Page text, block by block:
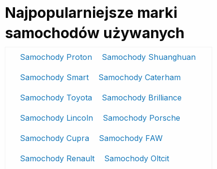
Najpopularniejsze marki
samochodów używanych
Samochody Proton Samochody Shuanghuan
Samochody Smart Samochody Caterham
Samochody Toyota Samochody Brilliance
Samochody Lincoln Samochody Porsche
Samochody Cupra Samochody FAW
Samochody Renault Samochody Oltcit